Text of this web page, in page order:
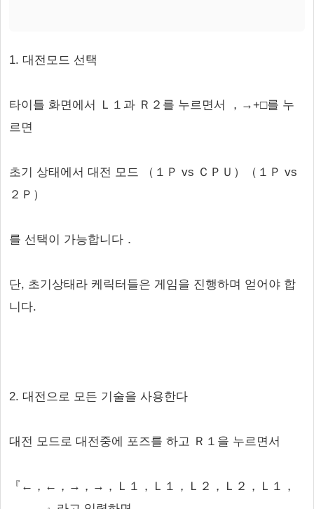
1. 대전모드 선택
타이틀 화면에서 Ｌ１과 Ｒ２를 누르면서 ，→+□를 누
르면
초기 상태에서 대전 모드 （１Ｐ vs ＣＰＵ）（１Ｐ vs
２Ｐ）
를 선택이 가능합니다．
단, 초기상태라 케릭터들은 게임을 진행하며 얻어야 합
니다.
2. 대전으로 모든 기술을 사용한다
대전 모드로 대전중에 포즈를 하고 Ｒ１을 누르면서
『←，←，→，→，Ｌ１，Ｌ１，Ｌ２，Ｌ２，Ｌ１，